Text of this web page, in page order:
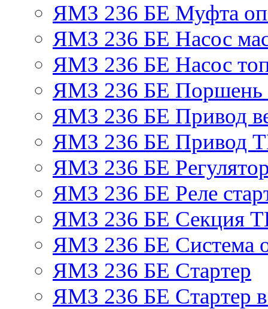
ЯМЗ 236 БЕ Муфта
ЯМЗ 236 БЕ Насос
ЯМЗ 236 БЕ Насос
ЯМЗ 236 БЕ Поршень
ЯМЗ 236 БЕ Привод
ЯМЗ 236 БЕ Привод
ЯМЗ 236 БЕ
ЯМЗ 236 БЕ Реле
ЯМЗ 236 БЕ Секция
ЯМЗ 236 БЕ Система
ЯМЗ 236 БЕ Стартер
ЯМЗ 236 БЕ Стартер в